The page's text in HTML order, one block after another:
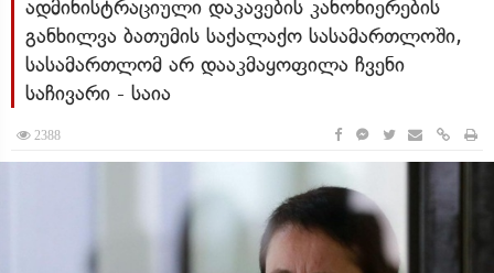
ადმინისტრაციული დაკავების კანონიერების
განხილვა ბათუმის საქალაქო სასამართლოში,
სასამართლომ არ დააკმაყოფილა ჩვენი
საჩივარი - საია
2388